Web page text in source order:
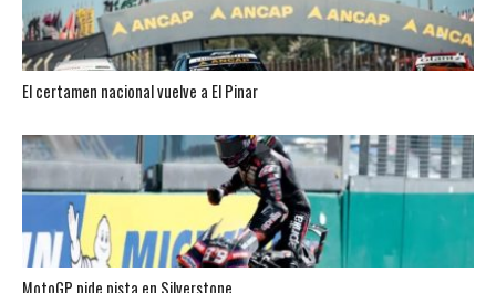
El certamen nacional vuelve a El Pinar
MotoGP pide pista en Silverstone